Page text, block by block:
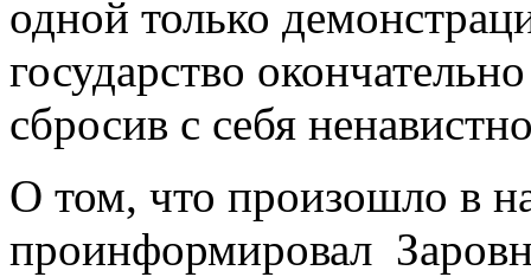
одной только
государство
сбросив с себя
О том, что произошло в
проинформировал